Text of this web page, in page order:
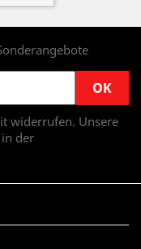
widerrufen. Unsere
der